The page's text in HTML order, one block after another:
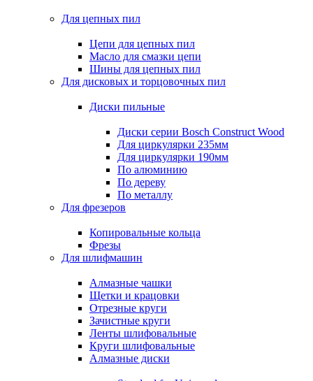
Для цепных пил
Цепи для цепных пил
Масло для смазки цепи
Шины для цепных пил
Для дисковых и торцовочных пил
Диски пильные
Диски серии Bosch Construct Wood
Для циркулярки 235мм
Для циркулярки 190мм
По алюминию
По дереву
По металлу
Для фрезеров
Копировальные кольца
Фрезы
Для шлифмашин
Алмазные чашки
Щетки и крацовки
Отрезные круги
Зачистные круги
Ленты шлифовальные
Круги шлифовальные
Алмазные диски